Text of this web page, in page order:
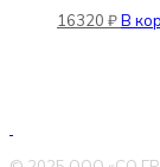
16320 ₽В